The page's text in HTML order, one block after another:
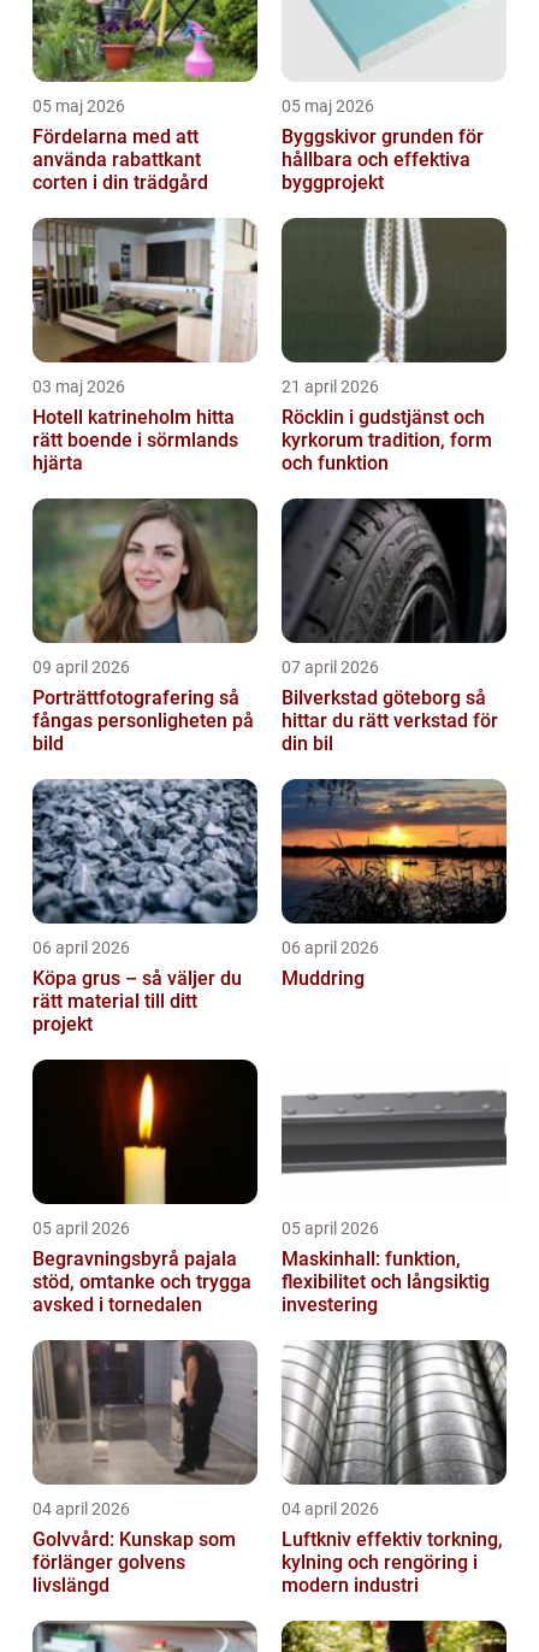
05 maj 2026
Fördelarna med att
använda rabattkant
corten i din trädgård
05 maj 2026
Byggskivor grunden för
hållbara och effektiva
byggprojekt
03 maj 2026
Hotell katrineholm hitta
rätt boende i sörmlands
hjärta
21 april 2026
Röcklin i gudstjänst och
kyrkorum tradition, form
och funktion
09 april 2026
Porträttfotografering så
fångas personligheten på
bild
07 april 2026
Bilverkstad göteborg så
hittar du rätt verkstad för
din bil
06 april 2026
Köpa grus – så väljer du
rätt material till ditt
projekt
06 april 2026
Muddring
05 april 2026
Begravningsbyrå pajala
stöd, omtanke och trygga
avsked i tornedalen
05 april 2026
Maskinhall: funktion,
flexibilitet och långsiktig
investering
04 april 2026
Golvvård: Kunskap som
förlänger golvens
livslängd
04 april 2026
Luftkniv effektiv torkning,
kylning och rengöring i
modern industri